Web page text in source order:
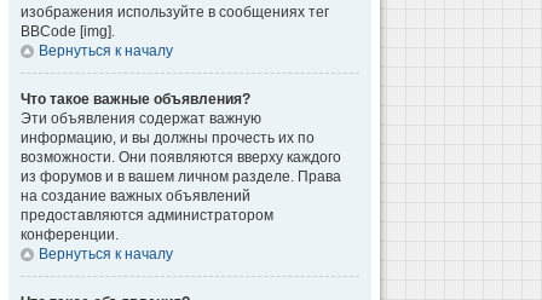
изображения используйте в сообщениях тег
BBCode [img].
Вернуться к началу
Что такое важные объявления?
Эти объявления содержат важную
информацию, и вы должны прочесть их по
возможности. Они появляются вверху каждого
из форумов и в вашем личном разделе. Права
на создание важных объявлений
предоставляются администратором
конференции.
Вернуться к началу